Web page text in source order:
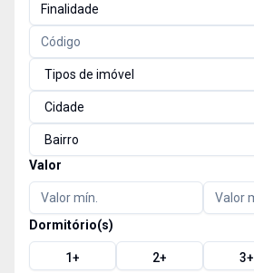
Finalidade
Tipos de imóvel
Cidade
Bairro
Valor
Dormitório(s)
1+ 2+ 3+